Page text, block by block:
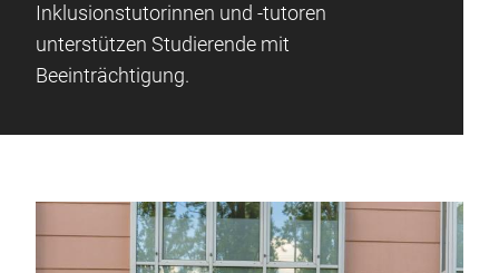
Inklusionstutorinnen und -tutoren
unterstützen Studierende mit
Beeinträchtigung.